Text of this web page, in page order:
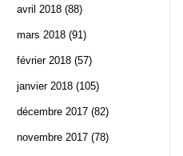
avril 2018 (88)
mars 2018 (91)
février 2018 (57)
janvier 2018 (105)
décembre 2017 (82)
novembre 2017 (78)